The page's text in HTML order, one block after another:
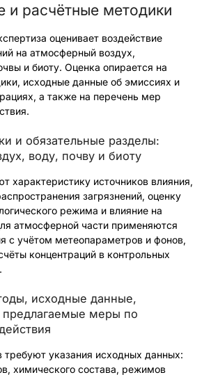
и расчётные методики
оценивает воздействие
на атмосферный воздух,
и биоту. Оценка опирается на
исходные данные об эмиссиях и
а также на перечень мер
и обязательные разделы:
воду, почву и биоту
характеристику источников влияния,
загрязнений, оценку
режима и влияние на
атмосферной части применяются
с учётом метеопараметров и фонов,
концентраций в контрольных
исходные данные,
предлагаемые меры по
указания исходных данных:
химического состава, режимов